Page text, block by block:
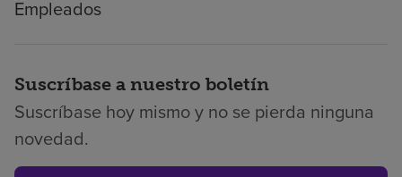
Empleados
Suscríbase a nuestro boletín
Suscríbase hoy mismo y no se pierda ninguna
novedad.